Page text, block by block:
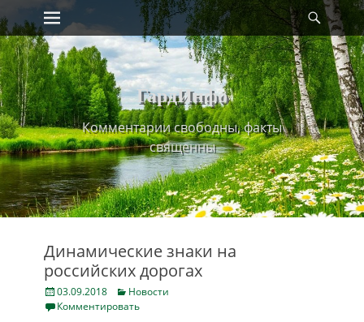
Skip
to
content
Primary Menu
ГардИнфо
Комментарии свободны, факты
священны
Динамические знаки на
российских дорогах
Posted
on
03.09.2018 Categories
Новости
Комментировать